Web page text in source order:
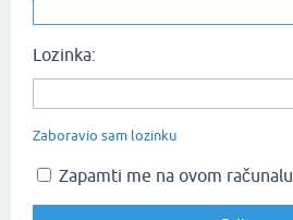
Lozinka:
Zaboravio sam lozinku
Zapamti me na ovom računalu